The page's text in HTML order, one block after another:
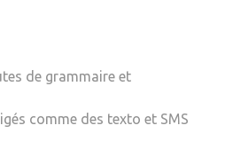
de grammaire et
comme des texto et SMS